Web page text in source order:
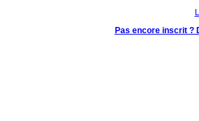
Pas encore inscrit ?